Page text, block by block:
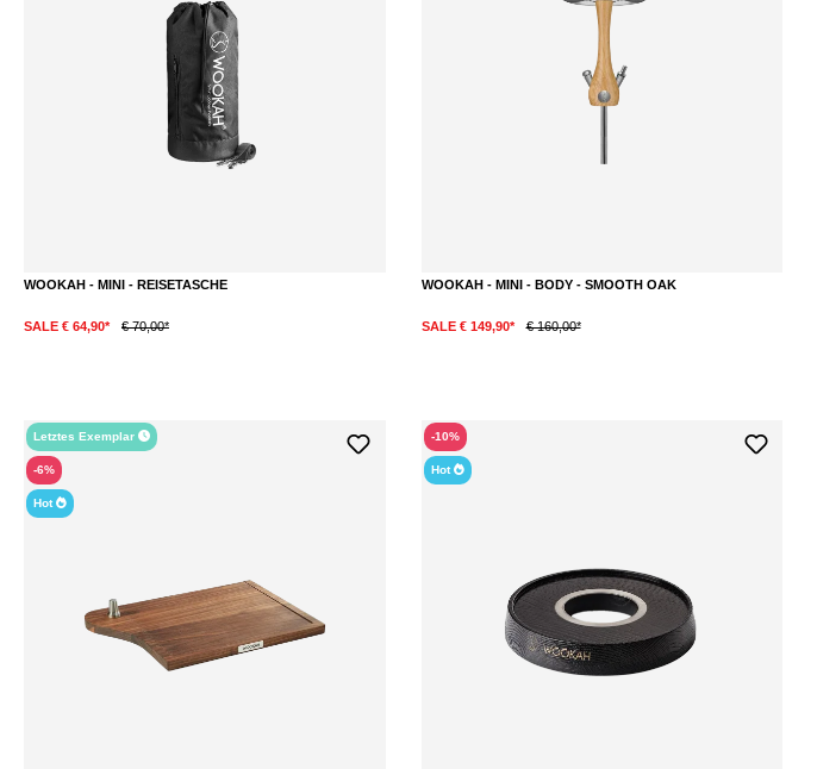
WOOKAH - MINI - REISETASCHE
SALE € 64,90* € 70,00*
WOOKAH - MINI - BODY - SMOOTH OAK
SALE € 149,90* € 160,00*
Letztes Exemplar
-6%
Hot
-10%
Hot